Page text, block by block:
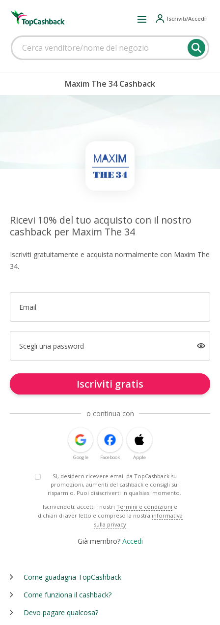
Iscriviti/Accedi
Maxim The 34 Cashback
Ricevi 10% del tuo acquisto con il nostro
cashback per Maxim The 34
Iscriviti gratuitamente e acquista normalmente con Maxim The
34.
Email
Scegli una password
Iscriviti gratis
o continua con
Google Facebook Apple
Sì, desidero ricevere email da TopCashback su
promozioni, aumenti del cashback e consigli sul
risparmio. Puoi disiscriverti in qualsiasi momento.
Iscrivendoti, accetti i nostri Termini e condizioni e
dichiari di aver letto e compreso la nostra informativa
sulla privacy
Già membro? Accedi
Come guadagna TopCashback
Come funziona il cashback?
Devo pagare qualcosa?